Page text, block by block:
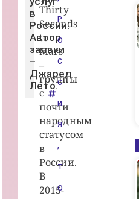
в
России.
Автор
заявки
–
Джаред
Лето.
Thirty
Seconds
to
Mars
–
группы
с
почти
народным
статусом
в
России.
В
2015-
Р
О
С
С
И
Я
,
Т
О